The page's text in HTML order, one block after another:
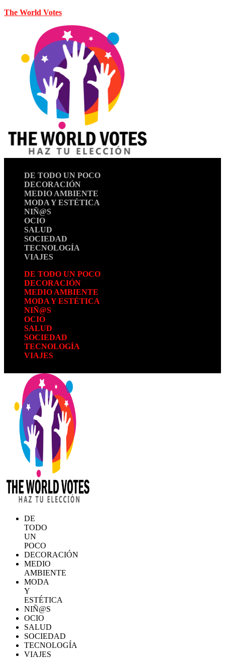
The World Votes
DE TODO UN POCO
DECORACIÓN
MEDIO AMBIENTE
MODA Y ESTÉTICA
NIÑ@S
OCIO
SALUD
SOCIEDAD
TECNOLOGÍA
VIAJES
DE TODO UN POCO
DECORACIÓN
MEDIO AMBIENTE
MODA Y ESTÉTICA
NIÑ@S
OCIO
SALUD
SOCIEDAD
TECNOLOGÍA
VIAJES
DE
TODO
UN
POCO
DECORACIÓN
MEDIO
AMBIENTE
MODA
Y
ESTÉTICA
NIÑ@S
OCIO
SALUD
SOCIEDAD
TECNOLOGÍA
VIAJES